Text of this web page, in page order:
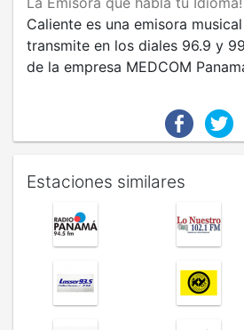
Caliente es una emisora
transmite en los diales 96.9 y
de la empresa MEDCOM
Estaciones similares